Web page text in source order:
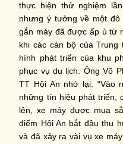
thực hiện thử nghiệm
nhưng ý tưởng về một
gắn máy đã được ấp ủ từ
khi các cán bộ của Trung
hình phát triển của khu
phục vụ du lịch. Ông Võ
TT Hội An nhớ lại: “Vào
những tín hiệu phát triển,
lên, xe máy được mua
điểm Hội An bắt đầu thu
và đã xảy ra vài vụ xe